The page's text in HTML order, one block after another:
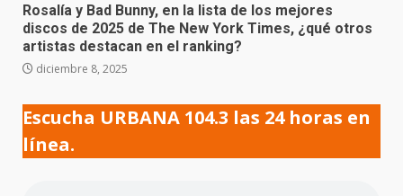
Rosalía y Bad Bunny, en la lista de los mejores
discos de 2025 de The New York Times, ¿qué otros
artistas destacan en el ranking?
diciembre 8, 2025
Escucha URBANA 104.3 las 24 horas en
línea.